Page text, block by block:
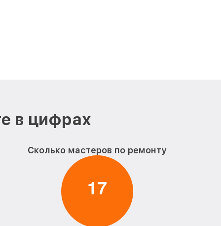
в цифрах
Сколько мастеров по ремонту
17